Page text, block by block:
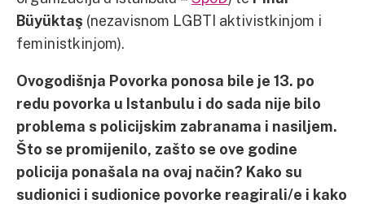
Büyüktaş (nezavisnom LGBTI aktivistkinjom i
feministkinjom).
Ovogodišnja Povorka ponosa bile je 13. po
redu povorka u Istanbulu i do sada nije bilo
problema s policijskim zabranama i nasiljem.
Što se promijenilo, zašto se ove godine
policija ponašala na ovaj način? Kako su
sudionici i sudionice povorke reagirali/e i kako